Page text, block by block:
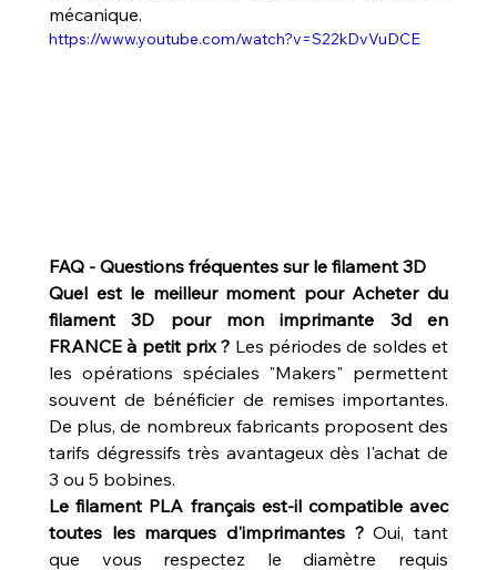
mécanique.
https://www.youtube.com/watch?v=S22kDvVuDCE
FAQ - Questions fréquentes sur le filament 3D
Quel est le meilleur moment pour Acheter du
filament 3D pour mon imprimante 3d en
FRANCE à petit prix ? Les périodes de soldes et
les opérations spéciales "Makers" permettent
souvent de bénéficier de remises importantes.
De plus, de nombreux fabricants proposent des
tarifs dégressifs très avantageux dès l'achat de
3 ou 5 bobines.
Le filament PLA français est-il compatible avec
toutes les marques d'imprimantes ? Oui, tant
que vous respectez le diamètre requis